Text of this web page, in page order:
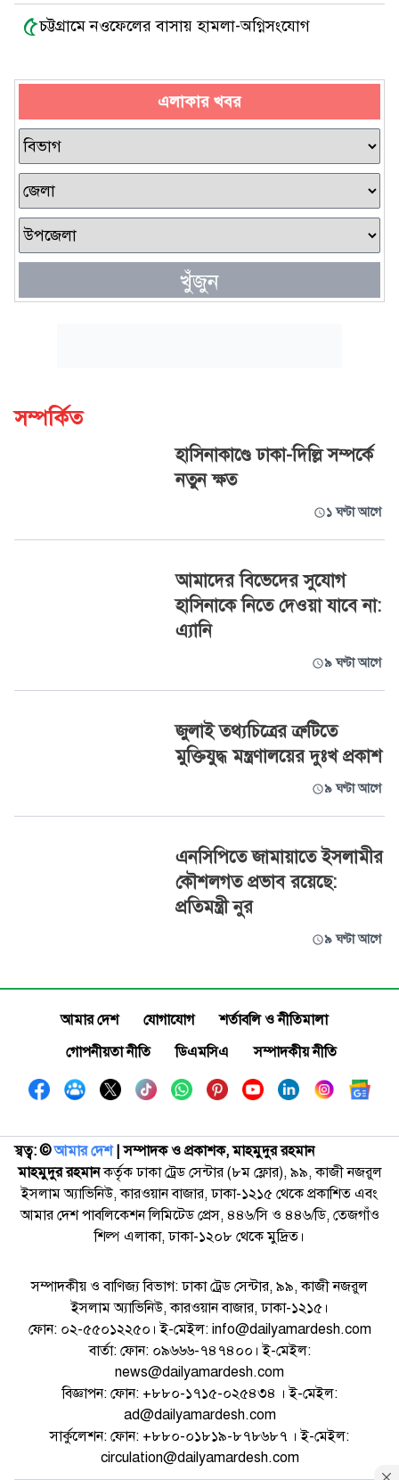
৫চট্টগ্রামে নওফেলের বাসায় হামলা-অগ্নিসংযোগ
এলাকার খবর
খুঁজুন
সম্পর্কিত
হাসিনাকাণ্ডে ঢাকা-দিল্লি সম্পর্কে
নতুন ক্ষত
১ ঘণ্টা আগে
আমাদের বিভেদের সুযোগ
হাসিনাকে নিতে দেওয়া যাবে না:
এ্যানি
৯ ঘণ্টা আগে
জুলাই তথ্যচিত্রের ত্রুটিতে
মুক্তিযুদ্ধ মন্ত্রণালয়ের দুঃখ প্রকাশ
৯ ঘণ্টা আগে
এনসিপিতে জামায়াতে ইসলামীর
কৌশলগত প্রভাব রয়েছে:
প্রতিমন্ত্রী নুর
৯ ঘণ্টা আগে
আমার দেশ যোগাযোগ
শর্তাবলি ও নীতিমালা
গোপনীয়তা নীতি
ডিএমসিএ সম্পাদকীয় নীতি
স্বত্ব: ©️আমার দেশ| সম্পাদক ও প্রকাশক, মাহমুদুর রহমান
মাহমুদুর রহমানকর্তৃক ঢাকা ট্রেড সেন্টার (৮ম ফ্লোর), ৯৯, কাজী নজরুল
ইসলাম অ্যাভিনিউ, কারওয়ান বাজার, ঢাকা-১২১৫ থেকে প্রকাশিত এবং
আমার দেশ পাবলিকেশন লিমিটেড প্রেস, ৪৪৬/সি ও ৪৪৬/ডি, তেজগাঁও
শিল্প এলাকা, ঢাকা-১২০৮ থেকে মুদ্রিত।
সম্পাদকীয় ও বাণিজ্য বিভাগ: ঢাকা ট্রেড সেন্টার, ৯৯, কাজী নজরুল
ইসলাম অ্যাভিনিউ, কারওয়ান বাজার, ঢাকা-১২১৫।
ফোন: ০২-৫৫০১২২৫০। ই-মেইল: info@dailyamardesh.com
বার্তা: ফোন: ০৯৬৬৬-৭৪৭৪০০। ই-মেইল:
news@dailyamardesh.com
বিজ্ঞাপন: ফোন: +৮৮০-১৭১৫-০২৫৪৩৪ । ই-মেইল:
ad@dailyamardesh.com
সার্কুলেশন: ফোন: +৮৮০-০১৮১৯-৮৭৮৬৮৭ । ই-মেইল:
circulation@dailyamardesh.com